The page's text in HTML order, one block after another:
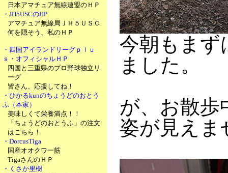
日本アマチュア無線連盟のＨＰ
・JH5USCのHP
アマチュア無線局ＪＨ５ＵＳＣ
何を隠そう、私のＨＰ
・四国アイランドリーグｐｌｕ
ｓ・オフィシャルＨＰ
四国と三重県のプロ野球独立リ
ーグ
皆さん、応援してね！
・ひかるkunのちょうどのおとう
ふ（本家）
美味しくて栄養満点！！
「ちょうどのおとうふ」の注文
はこちら！
・DorcusTiga
国産オオクワ一筋
TigaさんのＨＰ
・くさか里樹
今朝もまず
ました。
が、お散歩
姿が見えま